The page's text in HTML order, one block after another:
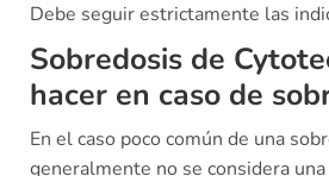
Debe seguir estrictamente las
Sobredosis de
hacer en caso de
En el caso poco común de una
generalmente no se considera